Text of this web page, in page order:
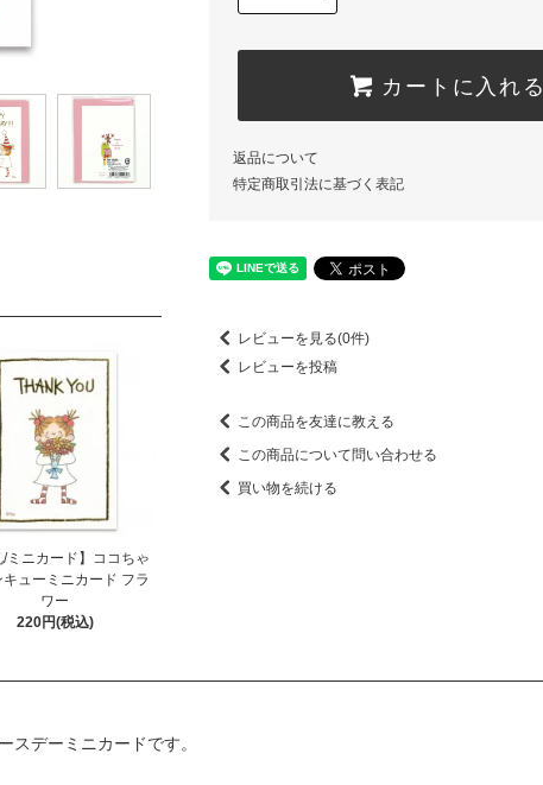
/ミニカード】ココちゃ
キューミニカード フラ
ワー
220円(税込)
カートに入れる
返品について
特定商取引法に基づく表記
レビューを見る(0件)
レビューを投稿
この商品を友達に教える
この商品について問い合わせる
買い物を続ける
スデーミニカードです。